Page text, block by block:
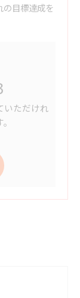
の目標達成を
いただけれ